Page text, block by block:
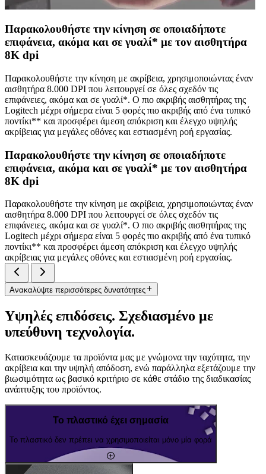
Παρακολουθήστε την κίνηση σε οποιαδήποτε
επιφάνεια, ακόμα και σε γυαλί* με τον αισθητήρα
8K dpi
Παρακολουθήστε την κίνηση με ακρίβεια, χρησιμοποιώντας έναν
αισθητήρα 8.000 DPI που λειτουργεί σε όλες σχεδόν τις
επιφάνειες, ακόμα και σε γυαλί*. Ο πιο ακριβής αισθητήρας της
Logitech μέχρι σήμερα είναι 5 φορές πιο ακριβής από ένα τυπικό
ποντίκι** και προσφέρει άμεση απόκριση και έλεγχο υψηλής
ακρίβειας για μεγάλες οθόνες και εστιασμένη ροή εργασίας.
Παρακολουθήστε την κίνηση σε οποιαδήποτε
επιφάνεια, ακόμα και σε γυαλί* με τον αισθητήρα
8K dpi
Παρακολουθήστε την κίνηση με ακρίβεια, χρησιμοποιώντας έναν
αισθητήρα 8.000 DPI που λειτουργεί σε όλες σχεδόν τις
επιφάνειες, ακόμα και σε γυαλί*. Ο πιο ακριβής αισθητήρας της
Logitech μέχρι σήμερα είναι 5 φορές πιο ακριβής από ένα τυπικό
ποντίκι** και προσφέρει άμεση απόκριση και έλεγχο υψηλής
ακρίβειας για μεγάλες οθόνες και εστιασμένη ροή εργασίας.
Ανακαλύψτε περισσότερες δυνατότητες
Υψηλές επιδόσεις. Σχεδιασμένο με
υπεύθυνη τεχνολογία.
Κατασκευάζουμε τα προϊόντα μας με γνώμονα την ταχύτητα, την
ακρίβεια και την υψηλή απόδοση, ενώ παράλληλα εξετάζουμε την
βιωσιμότητα ως βασικό κριτήριο σε κάθε στάδιο της διαδικασίας
ανάπτυξης του προϊόντος.
Το πλαστικό έχει σημασία
Το πλαστικό δεν πρέπει να χρησιμοποιείται μόνο μία φορά